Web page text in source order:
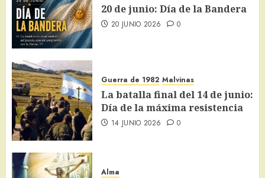
20 de junio: Día de la Bandera
20 JUNIO 2026 0
Guerra de 1982 Malvinas
La batalla final del 14 de junio:
Día de la máxima resistencia
14 JUNIO 2026 0
Alma